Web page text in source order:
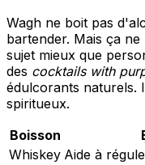
Wagh ne boit pas
bartender. Mais ça
sujet mieux que
des cocktails with
édulcorants naturels.
spiritueux.
Boisson
Whiskey Aide à